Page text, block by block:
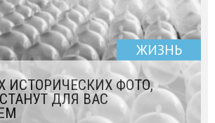
ЖИЗНЬ
ИСТОРИЧЕСКИХ ФОТО,
ДЛЯ ВАС